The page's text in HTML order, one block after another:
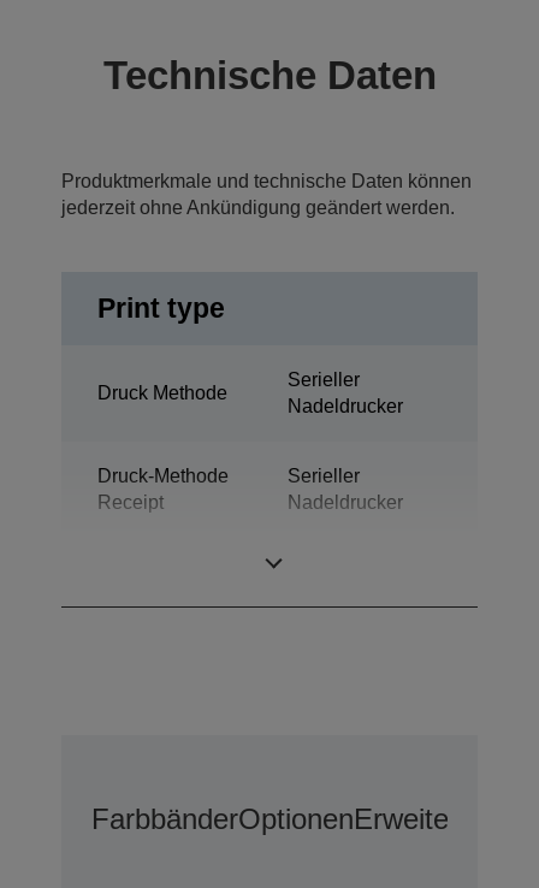
Technische Daten
Produktmerkmale und technische Daten können
jederzeit ohne Ankündigung geändert werden.
Print type
Druck Methode
Serieller
Nadeldrucker
Druck-Methode
Receipt
Serieller
Nadeldrucker
FarbbänderOptionenErweiterter